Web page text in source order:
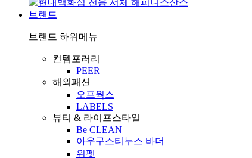
브랜드
브랜드 하위메뉴
컨템포러리
PEER
해외패션
오프웍스
LABELS
뷰티 & 라이프스타일
Be CLEAN
아우구스티누스 바더
위펫